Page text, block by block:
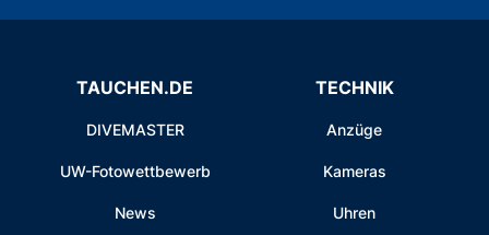
TAUCHEN.DE
DIVEMASTER
UW-Fotowettbewerb
News
TECHNIK
Anzüge
Kameras
Uhren